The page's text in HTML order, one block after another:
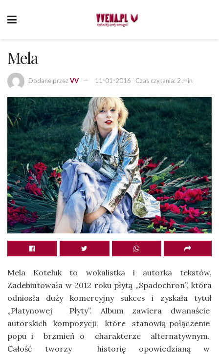
Mela
Dodane przezVV 11-01-2016 Czas czytania: 2 min
Mela Koteluk to wokalistka i autorka tekstów.
Zadebiutowała w 2012 roku płytą „Spadochron”, która
odniosła duży komercyjny sukces i zyskała tytuł
„Platynowej Płyty”. Album zawiera dwanaście
autorskich kompozycji, które stanowią połączenie
popu i brzmień o charakterze alternatywnym.
Całość tworzy historię opowiedzianą w